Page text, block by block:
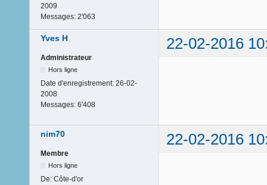
2009
Messages: 2'063
Yves H 22-02-2016
Administrateur
Hors ligne
Date d'enregistrement: 26-02-
2008
Messages: 6'408
nim70 22-02-2016
Membre
Hors ligne
De: Côte-d'or